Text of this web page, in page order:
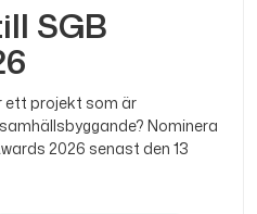
SGB
ett projekt som är
Nominera
2026 senast den 13